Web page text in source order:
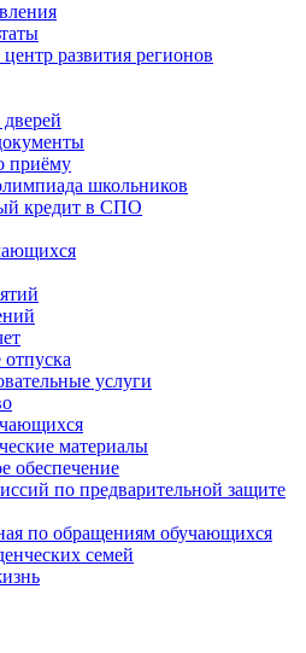
развития регионов
приёму
школьников
кредит в СПО
услуги
материалы
обеспечение
по предварительной защите
по обращениям обучающихся
семей